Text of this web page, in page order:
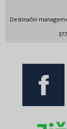
Destinační